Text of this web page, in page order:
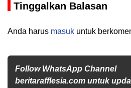
Tinggalkan Balasan
Anda harus masuk untuk
Follow WhatsApp Channel
beritarafflesia.com untuk